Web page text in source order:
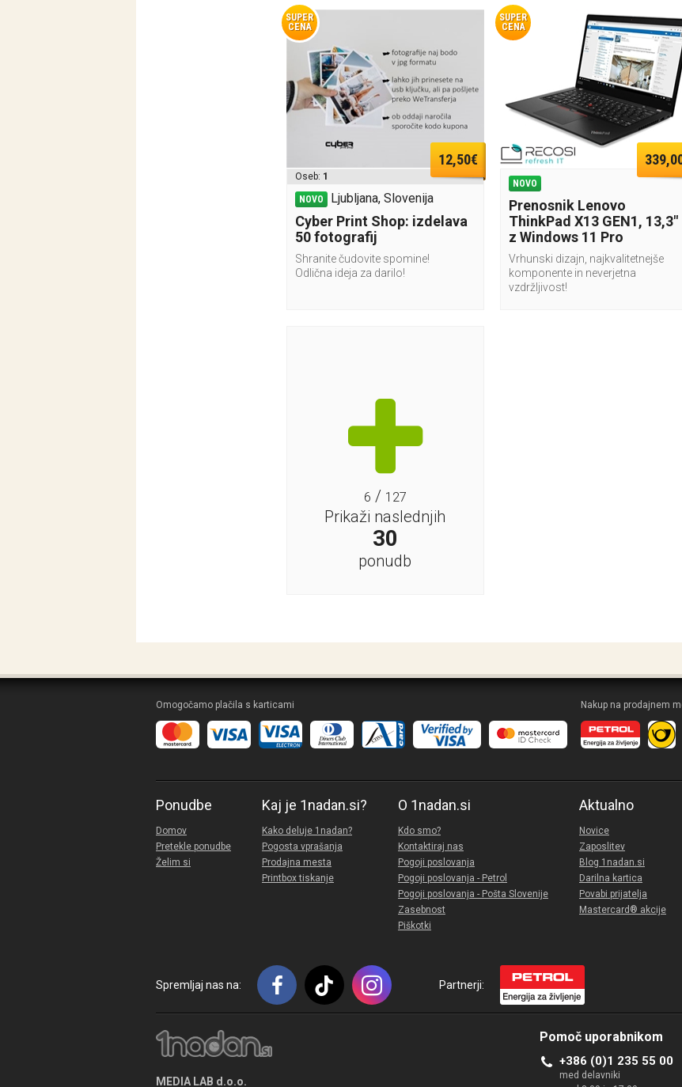
SUPER
CENA
12,50€
Oseb: 1
NOVO Ljubljana, Slovenija
Cyber Print Shop: izdelava
50 fotografij
Shranite čudovite spomine!
Odlična ideja za darilo!
SUPER
CENA
NOVO
Prenosnik Lenovo
ThinkPad X13 GEN1, 13,3"
z Windows 11 Pro
Vrhunski dizajn, najkvalitetnejše
komponente in neverjetna
vzdržljivost!
6 / 127
Prikaži naslednjih
30
ponudb
Omogočamo plačila s karticami Nakup na prodajnem
Ponudbe
Domov
Pretekle ponudbe
Želim si
Kaj je 1nadan.si?
Kako deluje 1nadan?
Pogosta vprašanja
Prodajna mesta
Printbox tiskanje
O 1nadan.si
Kdo smo?
Kontaktiraj nas
Pogoji poslovanja
Pogoji poslovanja - Petrol
Pogoji poslovanja - Pošta Slovenije
Zasebnost
Piškotki
Aktualno
Novice
Zaposlitev
Blog 1nadan.si
Darilna kartica
Povabi prijatelja
Mastercard® akcije
Spremljaj nas na: Partnerji:
MEDIA LAB d.o.o.
Pomoč uporabnikom
+386 (0)1 235 55 00
med delavniki